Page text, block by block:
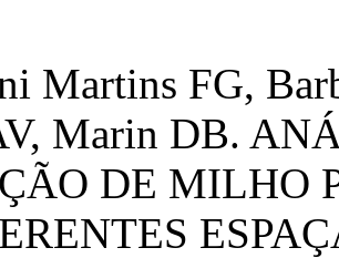
Martins FG,
Marin DB.
DE MILHO